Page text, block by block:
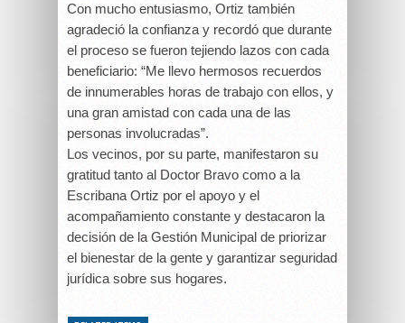
Con mucho entusiasmo, Ortiz también
agradeció la confianza y recordó que durante
el proceso se fueron tejiendo lazos con cada
beneficiario: “Me llevo hermosos recuerdos
de innumerables horas de trabajo con ellos, y
una gran amistad con cada una de las
personas involucradas”.
Los vecinos, por su parte, manifestaron su
gratitud tanto al Doctor Bravo como a la
Escribana Ortiz por el apoyo y el
acompañamiento constante y destacaron la
decisión de la Gestión Municipal de priorizar
el bienestar de la gente y garantizar seguridad
jurídica sobre sus hogares.